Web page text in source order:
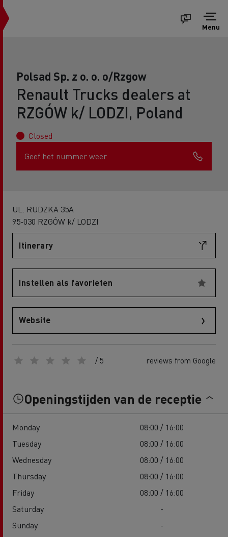
Menu
Polsad Sp. z o. o. o/Rzgow
Renault Trucks dealers at
RZGÓW k/ LODZI, Poland
Closed
Geef het nummer weer
UL. RUDZKA 35A
95-030 RZGÓW k/ LODZI
Itinerary
Instellen als favorieten
Website
/ 5 reviews from Google
Openingstijden van de receptie
Monday
08:00 / 16:00
Tuesday
08:00 / 16:00
Wednesday
08:00 / 16:00
Thursday
08:00 / 16:00
Friday
08:00 / 16:00
Saturday
-
Sunday
-